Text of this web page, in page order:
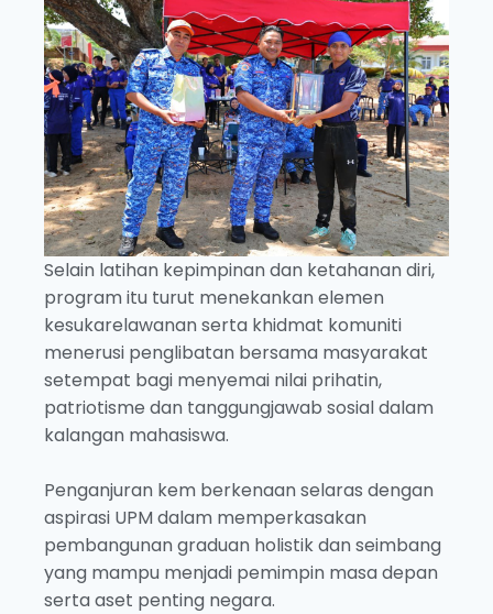
Selain latihan kepimpinan dan ketahanan diri,
program itu turut menekankan elemen
kesukarelawanan serta khidmat komuniti
menerusi penglibatan bersama masyarakat
setempat bagi menyemai nilai prihatin,
patriotisme dan tanggungjawab sosial dalam
kalangan mahasiswa.
Penganjuran kem berkenaan selaras dengan
aspirasi UPM dalam memperkasakan
pembangunan graduan holistik dan seimbang
yang mampu menjadi pemimpin masa depan
serta aset penting negara.